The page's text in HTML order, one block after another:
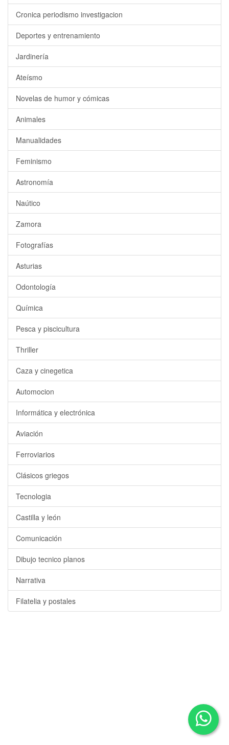
Cronica periodismo investigacion
Deportes y entrenamiento
Jardinería
Ateísmo
Novelas de humor y cómicas
Animales
Manualidades
Feminismo
Astronomía
Naútico
Zamora
Fotografías
Asturias
Odontología
Química
Pesca y piscicultura
Thriller
Caza y cinegetica
Automocion
Informática y electrónica
Aviación
Ferroviarios
Clásicos griegos
Tecnologia
Castilla y león
Comunicación
Dibujo tecnico planos
Narrativa
Filatelia y postales